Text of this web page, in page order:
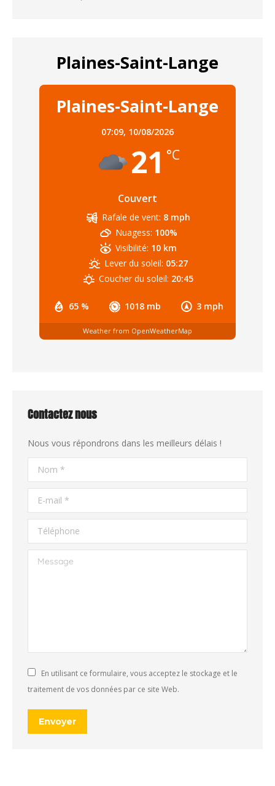
Plaines-Saint-Lange
Plaines-Saint-Lange
07:09, 10/08/2026
21 °C
Couvert
65 % 1018 mb 3 mph
Rafale de vent: 8 mph
Nuagess: 100%
Visibilité: 10 km
Lever du soleil: 05:27
Coucher du soleil: 20:45
Weather from OpenWeatherMap
Contactez nous
Nous vous répondrons dans les meilleurs délais !
Nom *
E-mail *
Téléphone
Message
En utilisant ce formulaire, vous acceptez le stockage et le
traitement de vos données par ce site Web.
Envoyer